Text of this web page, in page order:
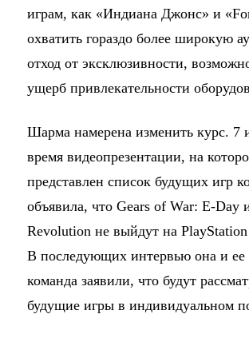
играм, как «Индиана Джонс» и
охватить гораздо более широкую
отход от эксклюзивности,
ущерб привлекательности
Шарма намерена изменить курс. 7
время видеопрезентации, на
представлен список будущих игр
объявила, что Gears of War: E-Day
Revolution не выйдут на
В последующих интервью она и ее
команда заявили, что будут
будущие игры в индивидуальном